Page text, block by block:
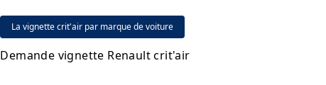
La vignette crit'air par marque de voiture
Demande vignette Renault crit'air